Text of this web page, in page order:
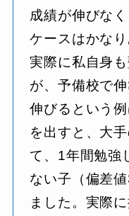
成績が伸びな
ケースはかなり
実際に私自身
が、予備校で
伸びるという
を出すと、大
て、1年間勉強
ない子（偏差
ました。実際